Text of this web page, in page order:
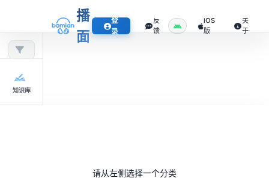
播
面
登
录
反
馈
iOS
版
关
于
知识库
请从左侧选择一个分类